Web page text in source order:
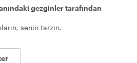
gezginler tarafından
senin tarzın.